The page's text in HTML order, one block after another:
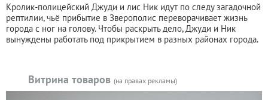
Кролик-полицейский Джуди и лис Ник идут по следу загадочной
рептилии, чьё прибытие в Зверополис переворачивает жизнь
города с ног на голову. Чтобы раскрыть дело, Джуди и Ник
вынуждены работать под прикрытием в разных районах города.
Витрина товаров (на правах рекламы)